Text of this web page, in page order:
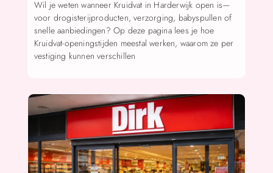
Wil je weten wanneer Kruidvat in Harderwijk open is—
voor drogisterijproducten, verzorging, babyspullen of
snelle aanbiedingen? Op deze pagina lees je hoe
Kruidvat-openingstijden meestal werken, waarom ze per
vestiging kunnen verschillen